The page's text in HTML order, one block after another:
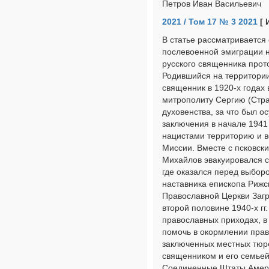
Петров Иван Васильевич
2021 / Том 17 № 3 2021 [
В статье
послевоенной эмиграции
русского священника
Родившийся на
священник в 1920-х
митрополиту Сергию
духовенства, за что был
заключения в начале
нацистами территорию и
Миссии. Вместе с
Михайлов эвакуировался
где оказался перед
наставника епископа
Православной Церкви
второй половине 1940-х
православных приходах,
помочь в окормлении
заключенных местных
священником и его